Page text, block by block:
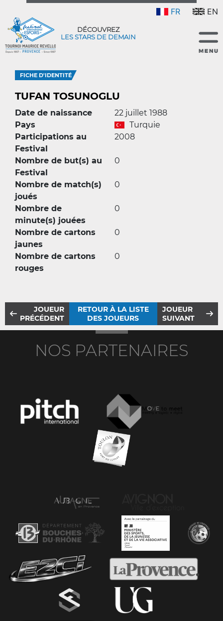
FR EN
DÉCOUVREZ
LES STARS DE DEMAIN
FICHE D'IDENTITÉ
TUFAN TOSUNOGLU
Date de naissance
22 juillet 1988
Pays
Turquie
Participations au
Festival
2008
Nombre de but(s) au
Festival
0
Nombre de match(s)
joués
0
Nombre de
minute(s) jouées
0
Nombre de cartons
jaunes
0
Nombre de cartons
rouges
0
JOUEUR
PRÉCÉDENT
RETOUR À LA LISTE
DES JOUEURS
JOUEUR
SUIVANT
NOS PARTENAIRES